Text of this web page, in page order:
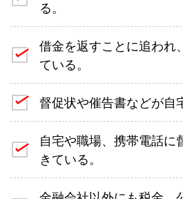
る。
借金を返すことに追われ
ている。
督促状や催告書などが自
自宅や職場、携帯電話に
きている。